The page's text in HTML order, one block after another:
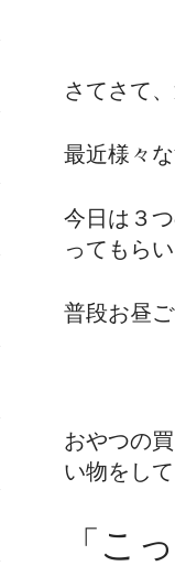
さてさて
最近様々
今日は３
ってもら
普段お昼
おやつの
い物をし
「こ